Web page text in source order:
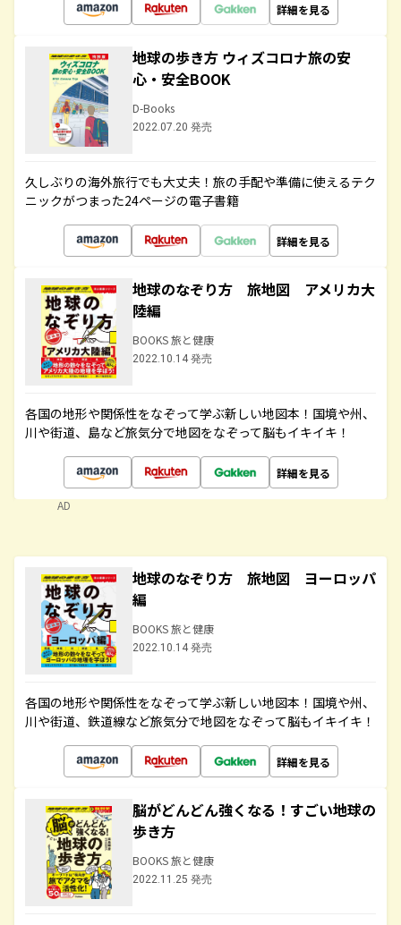
詳細を見る
地球の歩き方 ウィズコロナ旅の安
心・安全BOOK
D-Books
2022.07.20 発売
久しぶりの海外旅行でも大丈夫！旅の手配や準備に使えるテク
ニックがつまった24ページの電子書籍
詳細を見る
地球のなぞり方 旅地図 アメリカ大
陸編
BOOKS 旅と健康
2022.10.14 発売
各国の地形や関係性をなぞって学ぶ新しい地図本！国境や州、
川や街道、島など旅気分で地図をなぞって脳もイキイキ！
詳細を見る
AD
地球のなぞり方 旅地図 ヨーロッパ
編
BOOKS 旅と健康
2022.10.14 発売
各国の地形や関係性をなぞって学ぶ新しい地図本！国境や州、
川や街道、鉄道線など旅気分で地図をなぞって脳もイキイキ！
詳細を見る
脳がどんどん強くなる！すごい地球の
歩き方
BOOKS 旅と健康
2022.11.25 発売